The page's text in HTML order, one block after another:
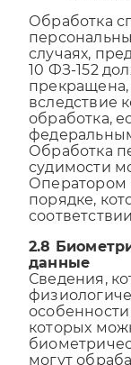
Обработка
случаях,
10 ФЗ-152
вследствие
обработка,
Обработка
судимости
Оператором
порядке,
2.8
данные
Сведения,
которых
могут